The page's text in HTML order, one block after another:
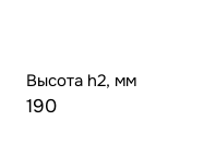
Высота h2, мм
190